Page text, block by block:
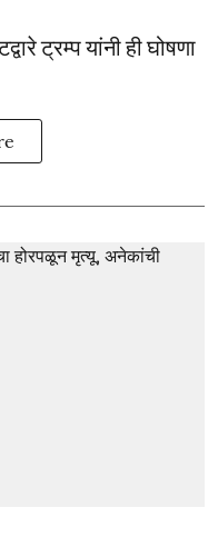
ट्रम्प यांनी ही घोषणा